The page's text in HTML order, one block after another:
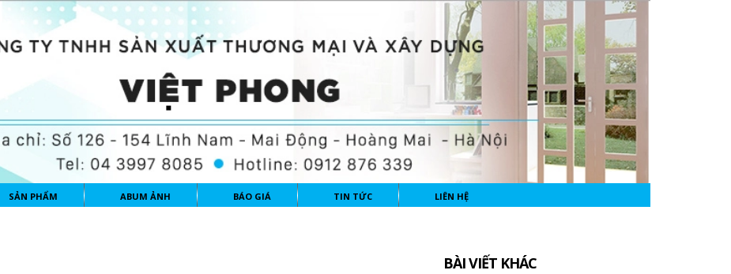
SẢN PHẨM ABUM ẢNH BÁO GIÁ TIN TỨC LIÊN HỆ
BÀI VIẾT KHÁC